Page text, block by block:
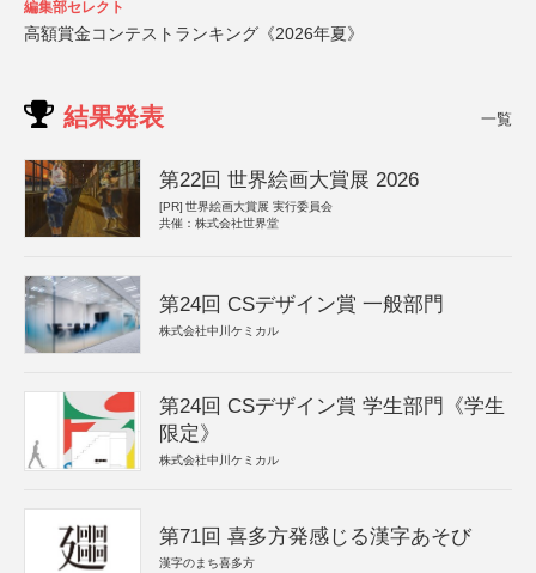
編集部セレクト
高額賞金コンテストランキング《2026年夏》
結果発表 一覧
第22回 世界絵画大賞展 2026
[PR] 世界絵画大賞展 実行委員会
共催：株式会社世界堂
第24回 CSデザイン賞 一般部門
株式会社中川ケミカル
第24回 CSデザイン賞 学生部門《学生
限定》
株式会社中川ケミカル
第71回 喜多方発感じる漢字あそび
漢字のまち喜多方